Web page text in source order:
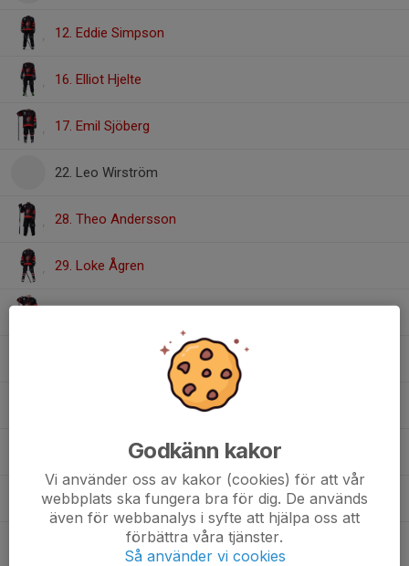
12. Eddie Simpson
16. Elliot Hjelte
17. Emil Sjöberg
22. Leo Wirström
28. Theo Andersson
29. Loke Ågren
32. Vincent Wasseng Kantola
33. Yelisei Kuzmenko
35. Arvid Johansson
36. Oliver Johansson
39. Alvar Boocha
Godkänn kakor
Vi använder oss av kakor (cookies) för att vår
webbplats ska fungera bra för dig. De används
även för webbanalys i syfte att hjälpa oss att
förbättra våra tjänster.
Så använder vi cookies